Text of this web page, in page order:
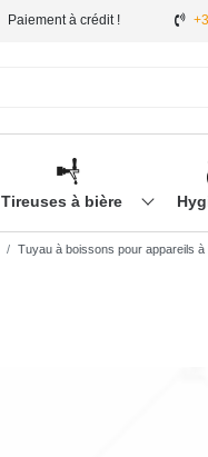
Paiement à crédit !
Tireuses à bière
Tuyau à boissons pour appareils